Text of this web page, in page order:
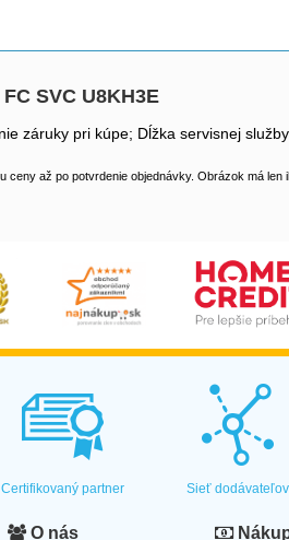
SVC U8KH3E
záruky pri kúpe; Dĺžka servisnej
ceny až po potvrdenie objednávky. Obrázok má len
Certifikovaný partner Sieť dodávateľov
O nás